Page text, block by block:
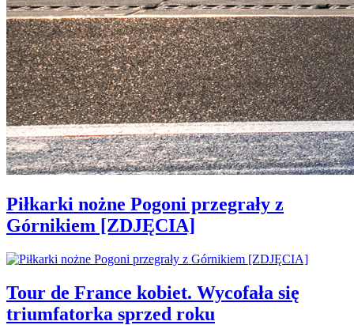
Piłkarki nożne Pogoni przegrały z
Górnikiem [ZDJĘCIA]
Tour de France kobiet. Wycofała się
triumfatorka sprzed roku